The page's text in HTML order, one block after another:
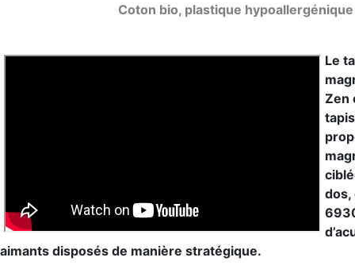
Coton bio, plastique hypoallergénique
Le
Zen
dos,
aimants disposés de manière stratégique.